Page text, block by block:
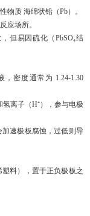
物质 海绵状铅（Pb）。
应场所。
但易因硫化（PbSO₄结
，密度通常为 1.24-1.30
氢离子（H⁺），参与电极
速极板腐蚀，过低则导
料），置于正负极板之